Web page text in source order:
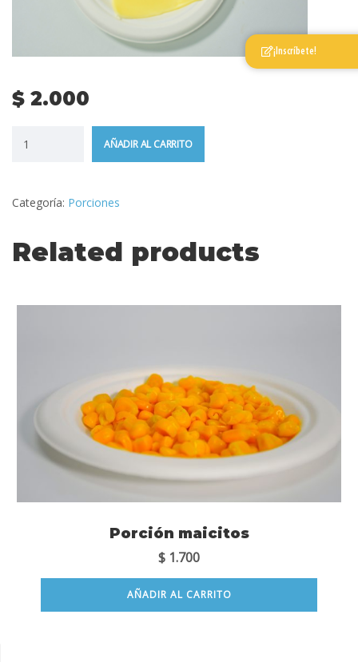
$ 2.000
AÑADIR AL CARRITO
Categoría: Porciones
Related products
Porción maicitos
$ 1.700
AÑADIR AL CARRITO
¡Inscríbete!